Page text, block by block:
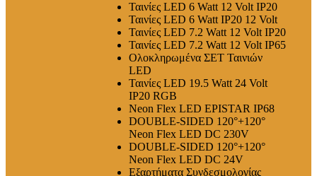
Ταινίες LED 6 Watt 12 Volt IP20
Ταινίες LED 6 Watt IP20 12 Volt
Ταινίες LED 7.2 Watt 12 Volt IP20
Ταινίες LED 7.2 Watt 12 Volt IP65
Ολοκληρωμένα ΣΕΤ Ταινιών
LED
Ταινίες LED 19.5 Watt 24 Volt
IP20 RGB
Neon Flex LED EPISTAR IP68
DOUBLE-SIDED 120°+120°
Neon Flex LED DC 230V
DOUBLE-SIDED 120°+120°
Neon Flex LED DC 24V
Εξαρτήματα Συνδεσμολογίας